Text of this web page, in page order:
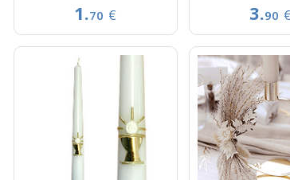
1.70 € 3.90 €